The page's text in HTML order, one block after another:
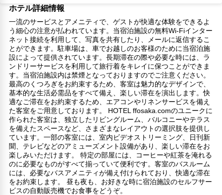
ホテル詳細情報
一流のサービスとアメニティで、ゲストが快適な体験をできるよ
う細心の注意が払われています。当宿泊施設の無料Wi-Fiインター
ネット接続を利用して、写真を共有したり、メールに返信するこ
とができます。駐車場は、車でお越しのお客様のために当宿泊施
設によって提供されています。長期滞在の際や必要な時には、ラ
ンドリーサービスを利用して旅行着をキレイに保つことができま
す。当宿泊施設内は禁煙となっておりますのでご注意ください。
最高のくつろぎをお約束するため、客室は魅力的なデザインで、
基本的な生活必需品をすべて備え、楽しい滞在を演出します。快
適なご滞在をお約束するため、エアコンやリネンサービスを備え
た客室をご用意しております。 HOTEL ffosaka.comのユニークに
作られた客室は、独立したリビングルーム、バルコニーやテラス
を備えたスペースなど、さまざまなレイアウトの選択肢を提供し
ています。一部の客室には、室内ビデオストリーミング、日刊新
聞、テレビなどのアミューズメント設備があり、楽しい滞在をお
楽しみいただけます。 特定の部屋には、コーヒーや紅茶を淹れる
のに必要なものがすべて揃っていて便利です。客室のバスルーム
には、必要なバスアメニティが備え付けられており、快適な滞在
をお約束します。 昼も夜も、お好きな時に宿泊施設のセルフサー
ビスの自動販売機でお食事をどうぞ。